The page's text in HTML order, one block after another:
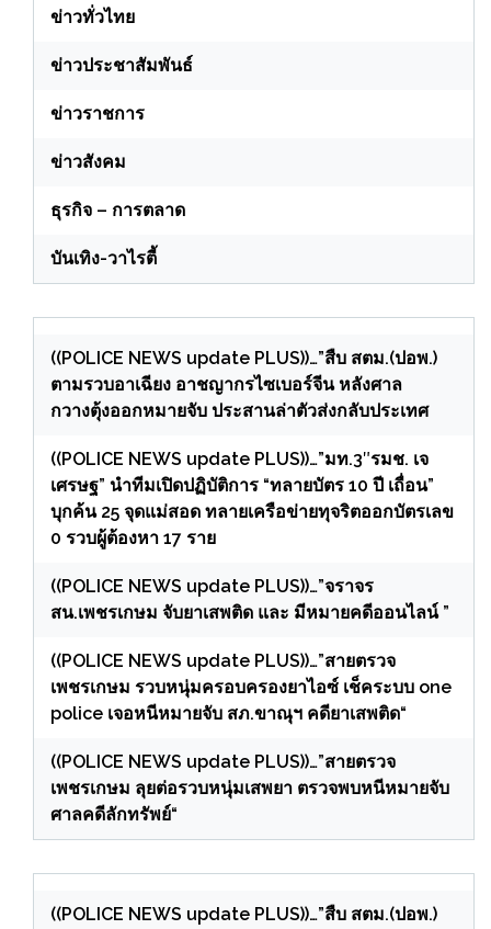
ข่าวทั่วไทย
ข่าวประชาสัมพันธ์
ข่าวราชการ
ข่าวสังคม
ธุรกิจ – การตลาด
บันเทิง-วาไรตี้
((POLICE NEWS update PLUS))…”สืบ สตม.(ปอพ.)
ตามรวบอาเฉียง อาชญากรไซเบอร์จีน หลังศาล
กวางตุ้งออกหมายจับ ประสานล่าตัวส่งกลับประเทศ
((POLICE NEWS update PLUS))…”มท.3″รมช. เจ
เศรษฐ” นำทีมเปิดปฏิบัติการ “ทลายบัตร 10 ปี เถื่อน”
บุกค้น 25 จุดแม่สอด ทลายเครือข่ายทุจริตออกบัตรเลข
0 รวบผู้ต้องหา 17 ราย
((POLICE NEWS update PLUS))…”จราจร
สน.เพชรเกษม จับยาเสพติด และ มีหมายคดีออนไลน์ ”
((POLICE NEWS update PLUS))…”สายตรวจ
เพชรเกษม รวบหนุ่มครอบครองยาไอซ์ เช็คระบบ one
police เจอหนีหมายจับ สภ.ขาณุฯ คดียาเสพติด“
((POLICE NEWS update PLUS))…”สายตรวจ
เพชรเกษม ลุยต่อรวบหนุ่มเสพยา ตรวจพบหนีหมายจับ
ศาลคดีลักทรัพย์“
((POLICE NEWS update PLUS))…”สืบ สตม.(ปอพ.)